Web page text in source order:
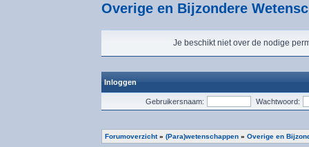
Overige en Bijzondere
Je beschikt niet over de nodige
Inloggen
Gebruikersnaam: Wachtwoord:
Forumoverzicht» (Para)wetenschappen » Overige en